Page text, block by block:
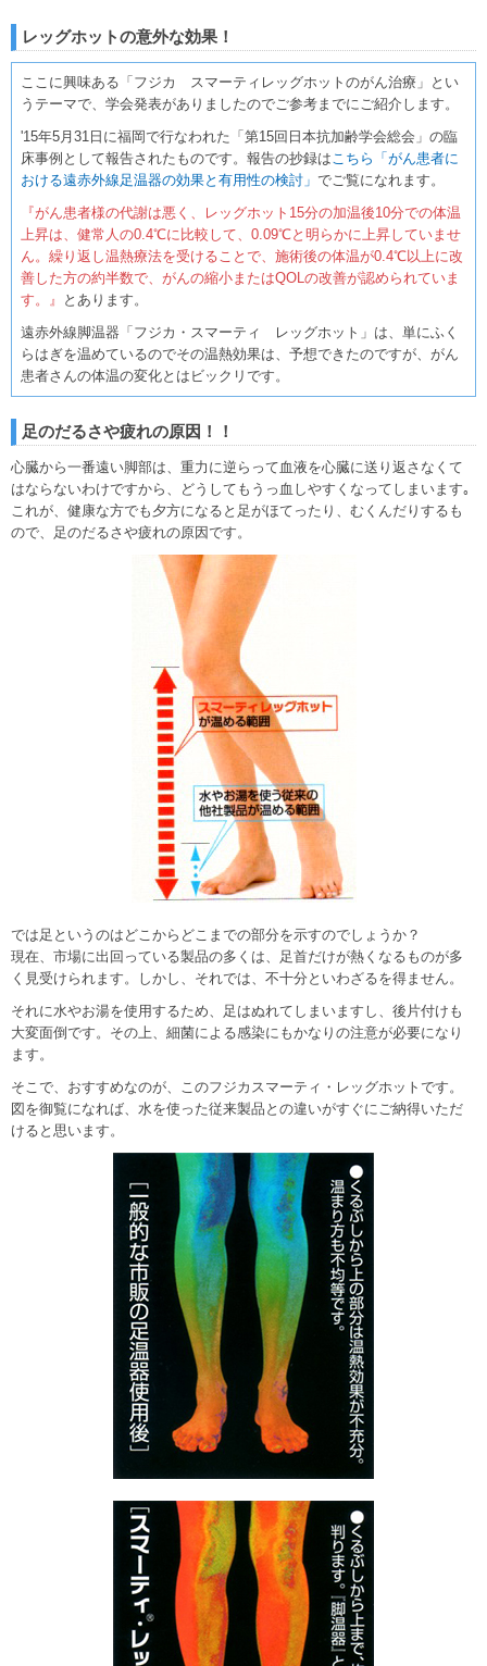
レッグホットの意外な効果！
ここに興味ある「フジカ スマーティレッグホットのがん治療」とい
うテーマで、学会発表がありましたのでご参考までにご紹介します。
'15年5月31日に福岡で行なわれた「第15回日本抗加齢学会総会」の臨
床事例として報告されたものです。報告の抄録はこちら「がん患者に
おける遠赤外線足温器の効果と有用性の検討」 でご覧になれます。
『がん患者様の代謝は悪く、レッグホット15分の加温後10分での体温
上昇は、健常人の0.4℃に比較して、0.09℃と明らかに上昇していませ
ん。繰り返し温熱療法を受けることで、施術後の体温が0.4℃以上に改
善した方の約半数で、がんの縮小またはQOLの改善が認められていま
す。』
とあります。
遠赤外線脚温器「フジカ・スマーティ レッグホット」は、単にふく
らはぎを温めているのでその温熱効果は、予想できたのですが、がん
患者さんの体温の変化とはビックリです。
足のだるさや疲れの原因！！
心臓から一番遠い脚部は、重力に逆らって血液を心臓に送り返さなくて
はならないわけですから、どうしてもうっ血しやすくなってしまいます｡
これが、健康な方でも夕方になると足がほてったり、むくんだりするも
ので、足のだるさや疲れの原因です。
では足というのはどこからどこまでの部分を示すのでしょうか？
現在、市場に出回っている製品の多くは、足首だけが熱くなるものが多
く見受けられます。しかし、それでは、不十分といわざるを得ません。
それに水やお湯を使用するため、足はぬれてしまいますし、後片付けも
大変面倒です。その上、細菌による感染にもかなりの注意が必要になり
ます。
そこで、おすすめなのが、このフジカスマーティ・レッグホットです。
図を御覧になれば、水を使った従来製品との違いがすぐにご納得いただ
けると思います。